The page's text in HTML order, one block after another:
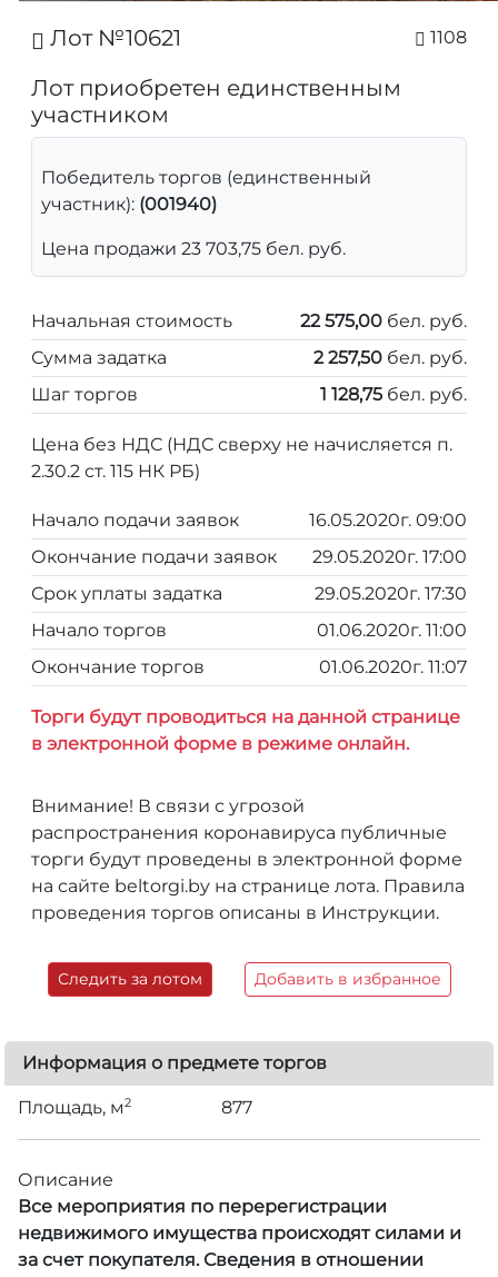
Лот №10621 1108
Лот приобретен единственным
участником
Победитель торгов (единственный
участник): (001940)
Цена продажи 23 703,75 бел. руб.
Начальная стоимость 22 575,00 бел. руб.
Сумма задатка
2 257,50 бел. руб.
Шаг торгов
1 128,75 бел. руб.
Цена без НДС (НДС сверху не начисляется п.
2.30.2 ст. 115 НК РБ)
Начало подачи заявок
16.05.2020г. 09:00
Окончание подачи заявок
29.05.2020г. 17:00
Срок уплаты задатка
29.05.2020г. 17:30
Начало торгов
01.06.2020г. 11:00
Окончание торгов
01.06.2020г. 11:07
Торги будут проводиться на данной странице
в электронной форме в режиме онлайн.
Внимание! В связи с угрозой
распространения коронавируса публичные
торги будут проведены в электронной форме
на сайте beltorgi.by на странице лота. Правила
проведения торгов описаны в Инструкции.
Следить за лотом Добавить в избранное
Информация о предмете торгов
Площадь, м2 877
Описание
Все мероприятия по перерегистрации
недвижимого имущества происходят силами и
за счет покупателя. Сведения в отношении